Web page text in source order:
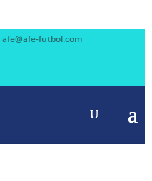
afe@afe-futbol.com